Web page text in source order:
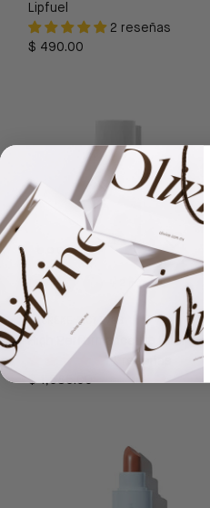
Lipfuel
2 reseñas
$ 490.00
MACRENE ACTIVES
High Performance Lip Filler
4 reseñas
$ 1,585.00
+ 2 más